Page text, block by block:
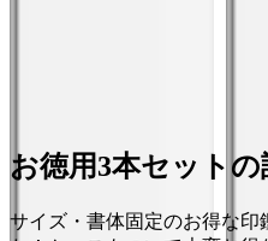
お徳用3本セットの
サイズ・書体固定のお得な印